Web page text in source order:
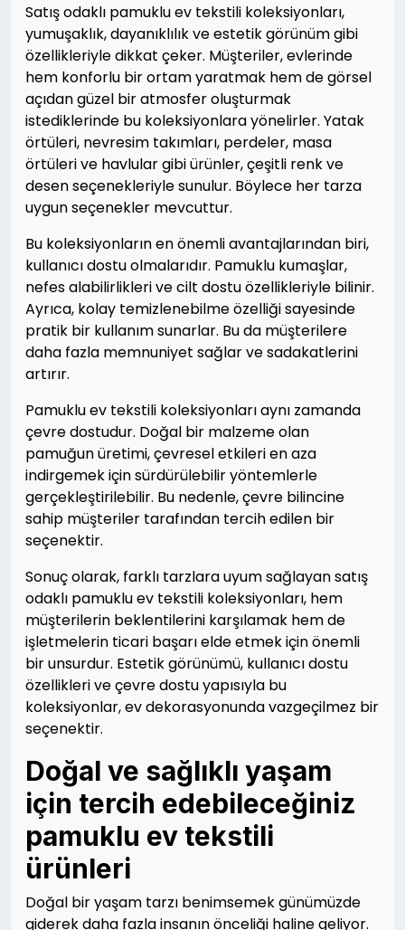
Satış odaklı pamuklu ev tekstili koleksiyonları,
yumuşaklık, dayanıklılık ve estetik görünüm gibi
özellikleriyle dikkat çeker. Müşteriler, evlerinde
hem konforlu bir ortam yaratmak hem de görsel
açıdan güzel bir atmosfer oluşturmak
istediklerinde bu koleksiyonlara yönelirler. Yatak
örtüleri, nevresim takımları, perdeler, masa
örtüleri ve havlular gibi ürünler, çeşitli renk ve
desen seçenekleriyle sunulur. Böylece her tarza
uygun seçenekler mevcuttur.
Bu koleksiyonların en önemli avantajlarından biri,
kullanıcı dostu olmalarıdır. Pamuklu kumaşlar,
nefes alabilirlikleri ve cilt dostu özellikleriyle bilinir.
Ayrıca, kolay temizlenebilme özelliği sayesinde
pratik bir kullanım sunarlar. Bu da müşterilere
daha fazla memnuniyet sağlar ve sadakatlerini
artırır.
Pamuklu ev tekstili koleksiyonları aynı zamanda
çevre dostudur. Doğal bir malzeme olan
pamuğun üretimi, çevresel etkileri en aza
indirgemek için sürdürülebilir yöntemlerle
gerçekleştirilebilir. Bu nedenle, çevre bilincine
sahip müşteriler tarafından tercih edilen bir
seçenektir.
Sonuç olarak, farklı tarzlara uyum sağlayan satış
odaklı pamuklu ev tekstili koleksiyonları, hem
müşterilerin beklentilerini karşılamak hem de
işletmelerin ticari başarı elde etmek için önemli
bir unsurdur. Estetik görünümü, kullanıcı dostu
özellikleri ve çevre dostu yapısıyla bu
koleksiyonlar, ev dekorasyonunda vazgeçilmez bir
seçenektir.
Doğal ve sağlıklı yaşam
için tercih edebileceğiniz
pamuklu ev tekstili
ürünleri
Doğal bir yaşam tarzı benimsemek günümüzde
giderek daha fazla insanın önceliği haline geliyor.